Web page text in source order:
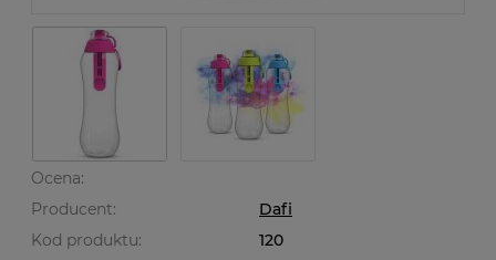
Ocena:
Producent:
Dafi
Kod produktu:
120